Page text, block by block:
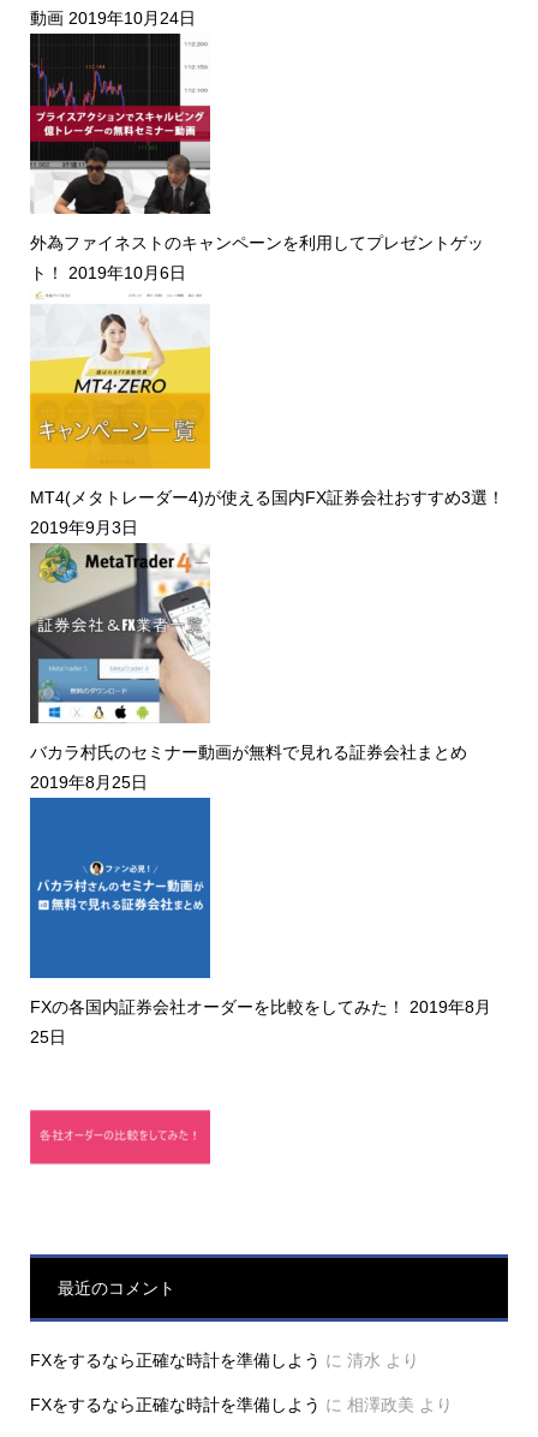
動画2019年10月24日
外為ファイネストのキャンペーンを利用してプレゼントゲッ
ト！
2019年10月6日
MT4(メタトレーダー4)が使える国内FX証券会社おすすめ3選！
2019年9月3日
バカラ村氏のセミナー動画が無料で見れる証券会社まとめ
2019年8月25日
FXの各国内証券会社オーダーを比較をしてみた！
2019年8月
25日
最近のコメント
FXをするなら正確な時計を準備しよう に 清水 より
FXをするなら正確な時計を準備しよう に 相澤政美 より
口座開設オススメ 口座開設 トレード手法